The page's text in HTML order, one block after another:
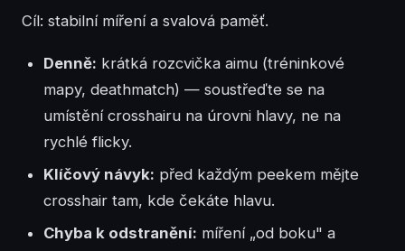
Cíl: stabilní míření a svalová paměť.
Denně: krátká rozcvička aimu (tréninkové
mapy, deathmatch) — soustřeďte se na
umístění crosshairu na úrovni hlavy, ne na
rychlé flicky.
Klíčový návyk: před každým peekem mějte
crosshair tam, kde čekáte hlavu.
Chyba k odstranění: míření „od boku" a